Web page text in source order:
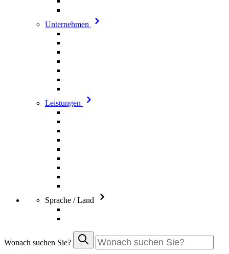
Unternehmen
Leistungen
Sprache / Land
Wonach suchen Sie?